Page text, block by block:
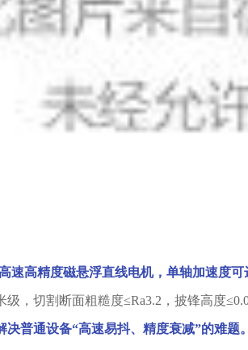
速高精度磁悬浮直线电机，单轴加速度可
级，切割断面粗糙度≤Ra3.2，披锋高度
决普通设备“高速易抖、精度衰减”的难题。